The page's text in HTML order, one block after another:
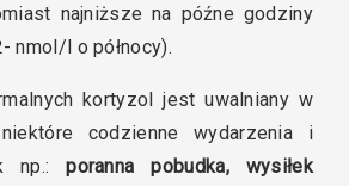
najniższe na późne godziny
nmol/l o północy).
kortyzol jest uwalniany w
codzienne wydarzenia i
np.:poranna pobudka, wysiłek